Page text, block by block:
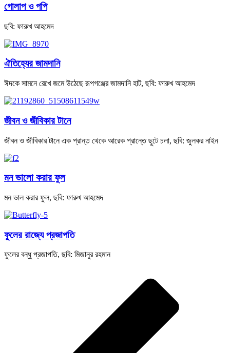
গোলাপ ও পপি
ছবি: ফারুখ আহমেদ
ঐতিহ্যের জামদানি
ঈদকে সামনে রেখে জমে উঠেছে রূপগঞ্জের জামদানি হাট, ছবি: ফারুখ আহমেদ
জীবন ও জীবিকার টানে
জীবন ও জীবিকার টানে এক প্রান্ত থেকে আরেক প্রান্তে ছুটে চলা, ছবি: জুলকর নাইন
মন ভালো করার ফুল
মন ভাল করার ফুল, ছবি: ফারুখ আহমেদ
ফুলের রাজ্যে প্রজাপতি
ফুলের বন্ধু প্রজাপতি, ছবি: মিজানুর রহমান